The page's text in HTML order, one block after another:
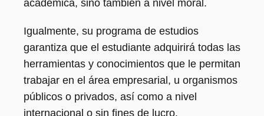
académica, sino también a nivel moral.
Igualmente, su programa de estudios
garantiza que el estudiante adquirirá todas las
herramientas y conocimientos que le permitan
trabajar en el área empresarial, u organismos
públicos o privados, así como a nivel
internacional o sin fines de lucro.